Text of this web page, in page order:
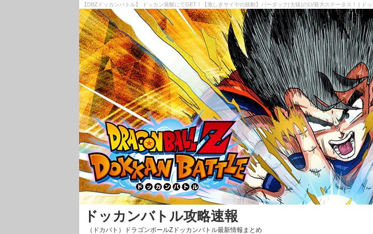
【DBZドッカンバトル】 ドッカン覚醒にてGET！【激しきサイヤの鼓動】バーダック(大猿)のLV最大ステータス！ | ド
ドッカンバトル攻略速報
（ドカバト）ドラゴンボールZドッカンバトル最新情報まとめ